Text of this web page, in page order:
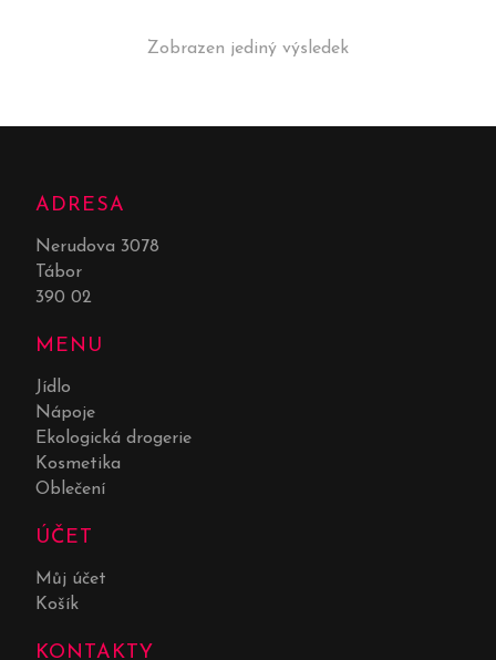
Zobrazen jediný výsledek
ADRESA
Nerudova 3078
Tábor
390 02
MENU
Jídlo
Nápoje
Ekologická drogerie
Kosmetika
Oblečení
ÚČET
Můj účet
Košík
KONTAKTY